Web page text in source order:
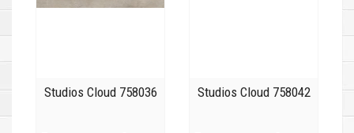
Studios Cloud 758036 Studios Cloud 758042